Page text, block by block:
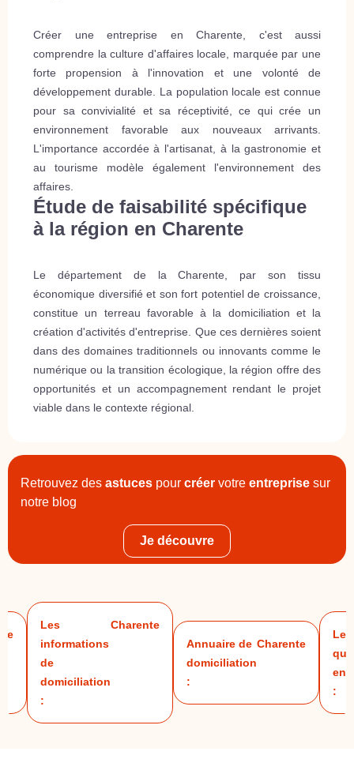
Créer une entreprise en Charente, c'est aussi
comprendre la culture d'affaires locale, marquée par une
forte propension à l'innovation et une volonté de
développement durable. La population locale est connue
pour sa convivialité et sa réceptivité, ce qui crée un
environnement favorable aux nouveaux arrivants.
L'importance accordée à l'artisanat, à la gastronomie et
au tourisme modèle également l'environnement des
affaires.
Étude de faisabilité spécifique
à la région en Charente
Le département de la Charente, par son tissu
économique diversifié et son fort potentiel de croissance,
constitue un terreau favorable à la domiciliation et la
création d'activités d'entreprise. Que ces dernières soient
dans des domaines traditionnels ou innovants comme le
numérique ou la transition écologique, la région offre des
opportunités et un accompagnement rendant le projet
viable dans le contexte régional.
Retrouvez des astuces pour créer votre entreprise sur
notre blog
Je découvre
Les
informations
de
domiciliation
:
Charente
Annuaire de
domiciliation
:
Charente
Les
: